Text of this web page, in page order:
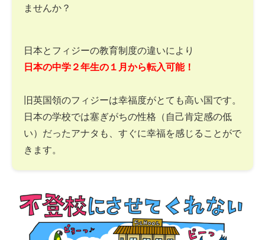
ませんか？
日本とフィジーの教育制度の違いにより
日本の中学２年生の１月から転入可能！
旧英国領のフィジーは幸福度がとても高い国です。
日本の学校では塞ぎがちの性格（自己肯定感の低
い）だったアナタも、すぐに幸福を感じることがで
きます。